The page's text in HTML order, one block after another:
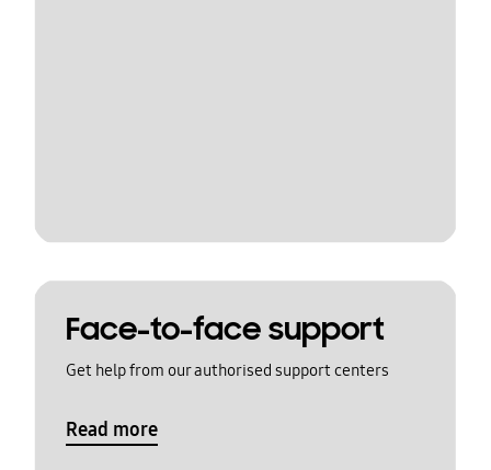
Face-to-face support
Get help from our authorised support centers
Read more